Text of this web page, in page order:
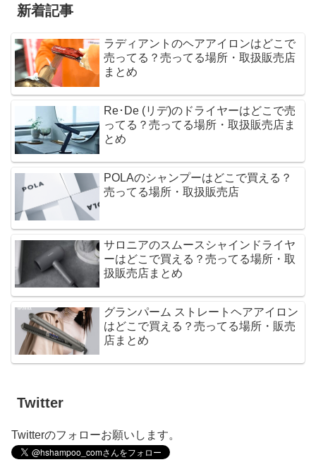
新着記事
ラディアントのヘアアイロンはどこで
売ってる？売ってる場所・取扱販売店
まとめ
Re･De (リデ)のドライヤーはどこで売
ってる？売ってる場所・取扱販売店ま
とめ
POLAのシャンプーはどこで買える？
売ってる場所・取扱販売店
サロニアのスムースシャインドライヤ
ーはどこで買える？売ってる場所・取
扱販売店まとめ
グランパーム ストレートヘアアイロン
はどこで買える？売ってる場所・販売
店まとめ
Twitter
Twitterのフォローお願いします。